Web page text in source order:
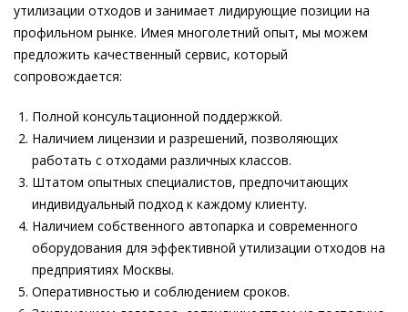
утилизации отходов и занимает лидирующие позиции на
профильном рынке. Имея многолетний опыт, мы можем
предложить качественный сервис, который
сопровождается:
Полной консультационной поддержкой.
Наличием лицензии и разрешений, позволяющих
работать с отходами различных классов.
Штатом опытных специалистов, предпочитающих
индивидуальный подход к каждому клиенту.
Наличием собственного автопарка и современного
оборудования для эффективной утилизации отходов на
предприятиях Москвы.
Оперативностью и соблюдением сроков.